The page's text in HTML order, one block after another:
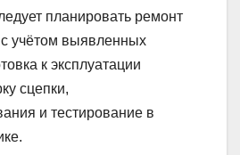
планировать ремонт
учётом выявленных
к эксплуатации
сцепки,
и тестирование в